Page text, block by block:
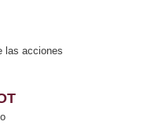
las acciones